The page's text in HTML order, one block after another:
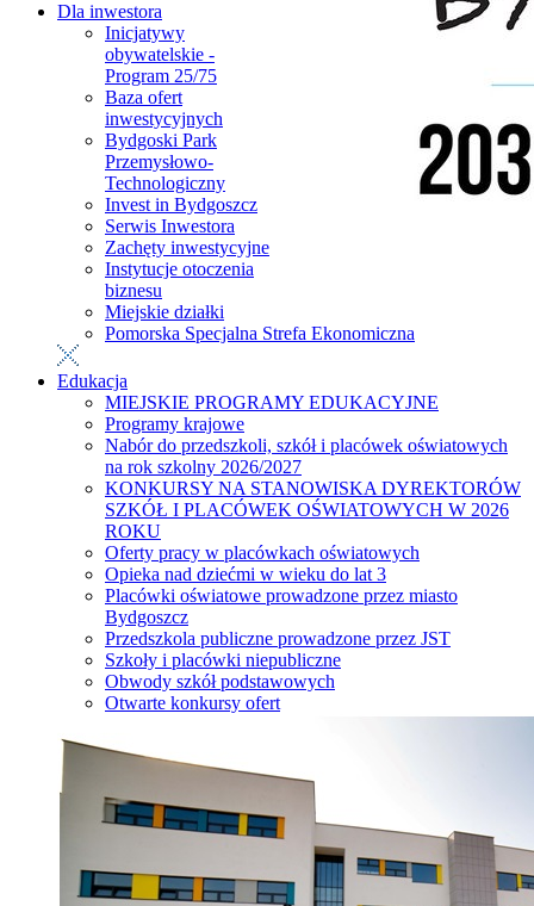
Dla inwestora
Inicjatywy
obywatelskie -
Program 25/75
Baza ofert
inwestycyjnych
Bydgoski Park
Przemysłowo-
Technologiczny
Invest in Bydgoszcz
Serwis Inwestora
Zachęty inwestycyjne
Instytucje otoczenia
biznesu
Miejskie działki
Pomorska Specjalna Strefa Ekonomiczna
Edukacja
MIEJSKIE PROGRAMY EDUKACYJNE
Programy krajowe
Nabór do przedszkoli, szkół i placówek oświatowych
na rok szkolny 2026/2027
KONKURSY NA STANOWISKA DYREKTORÓW
SZKÓŁ I PLACÓWEK OŚWIATOWYCH W 2026
ROKU
Oferty pracy w placówkach oświatowych
Opieka nad dziećmi w wieku do lat 3
Placówki oświatowe prowadzone przez miasto
Bydgoszcz
Przedszkola publiczne prowadzone przez JST
Szkoły i placówki niepubliczne
Obwody szkół podstawowych
Otwarte konkursy ofert